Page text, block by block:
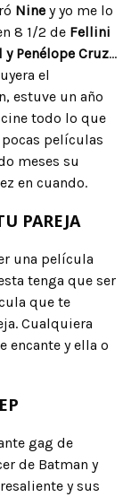
Nine y yo me lo
8 1/2 de Fellini
Penélope Cruz…
el
estuve un año
todo lo que
películas
meses su
en cuando.
PAREJA
una película
tenga que ser
que te
Cualquiera
encante y ella o
gag de
de Batman y
y sus